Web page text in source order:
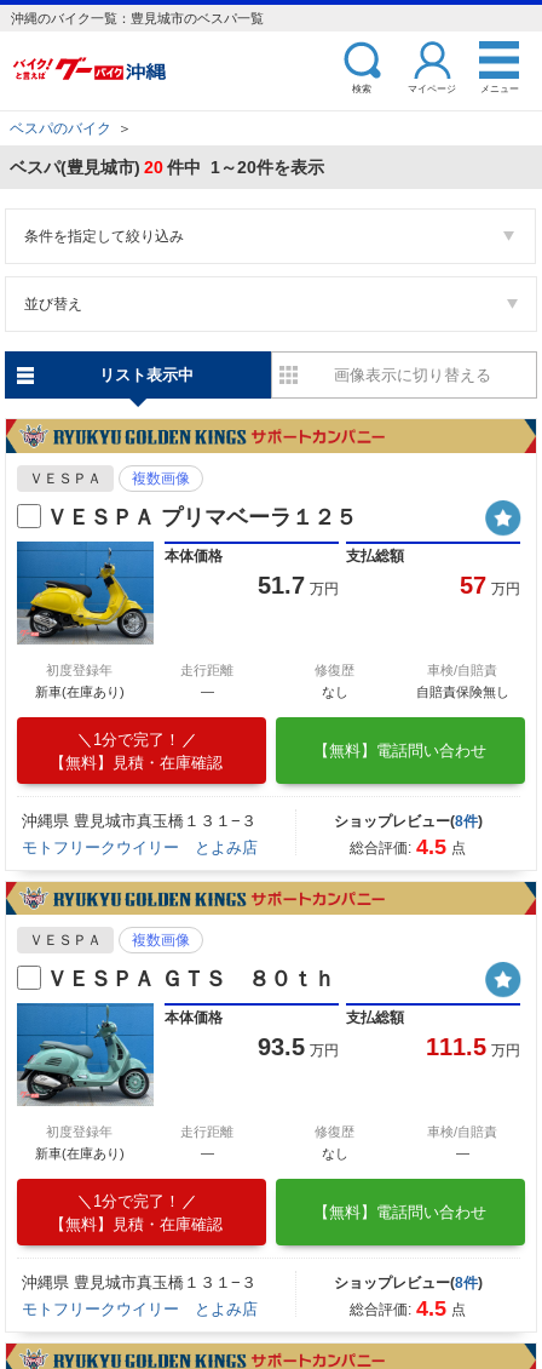
沖縄のバイク一覧：豊見城市のベスパ一覧
検索 マイページ メニュー
ベスパのバイク ＞
ベスパ(豊見城市) 20件中 1～20件を表示
条件を指定して絞り込み
並び替え
リスト表示中 画像表示に切り替える
ＶＥＳＰＡ 複数画像
ＶＥＳＰＡ プリマベーラ１２５
本体価格
51.7 万円
支払総額
57 万円
初度登録年
新車(在庫あり)
走行距離
―
修復歴
なし
車検/自賠責
自賠責保険無し
1分で完了！
【無料】見積・在庫確認
【無料】電話問い合わせ
沖縄県 豊見城市真玉橋１３１−３
モトフリークウイリー とよみ店
ショップレビュー(8件)
総合評価: 4.5 点
ＶＥＳＰＡ 複数画像
ＶＥＳＰＡ ＧＴＳ ８０ｔｈ
本体価格
93.5 万円
支払総額
111.5 万円
初度登録年
新車(在庫あり)
走行距離
―
修復歴
なし
車検/自賠責
―
1分で完了！
【無料】見積・在庫確認
【無料】電話問い合わせ
沖縄県 豊見城市真玉橋１３１−３
モトフリークウイリー とよみ店
ショップレビュー(8件)
総合評価: 4.5 点